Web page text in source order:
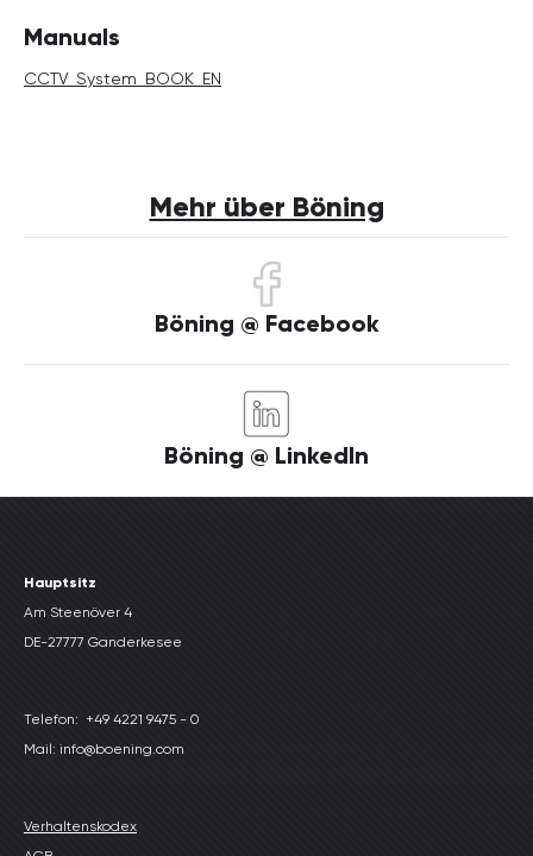
Manuals
CCTV_System_BOOK_EN
Mehr über Böning
Böning @ Facebook
Böning @ LinkedIn
Hauptsitz
Am Steenöver 4
DE-27777 Ganderkesee
Telefon: +49 4221 9475 - 0
Mail: info@boening.com
Verhaltenskodex